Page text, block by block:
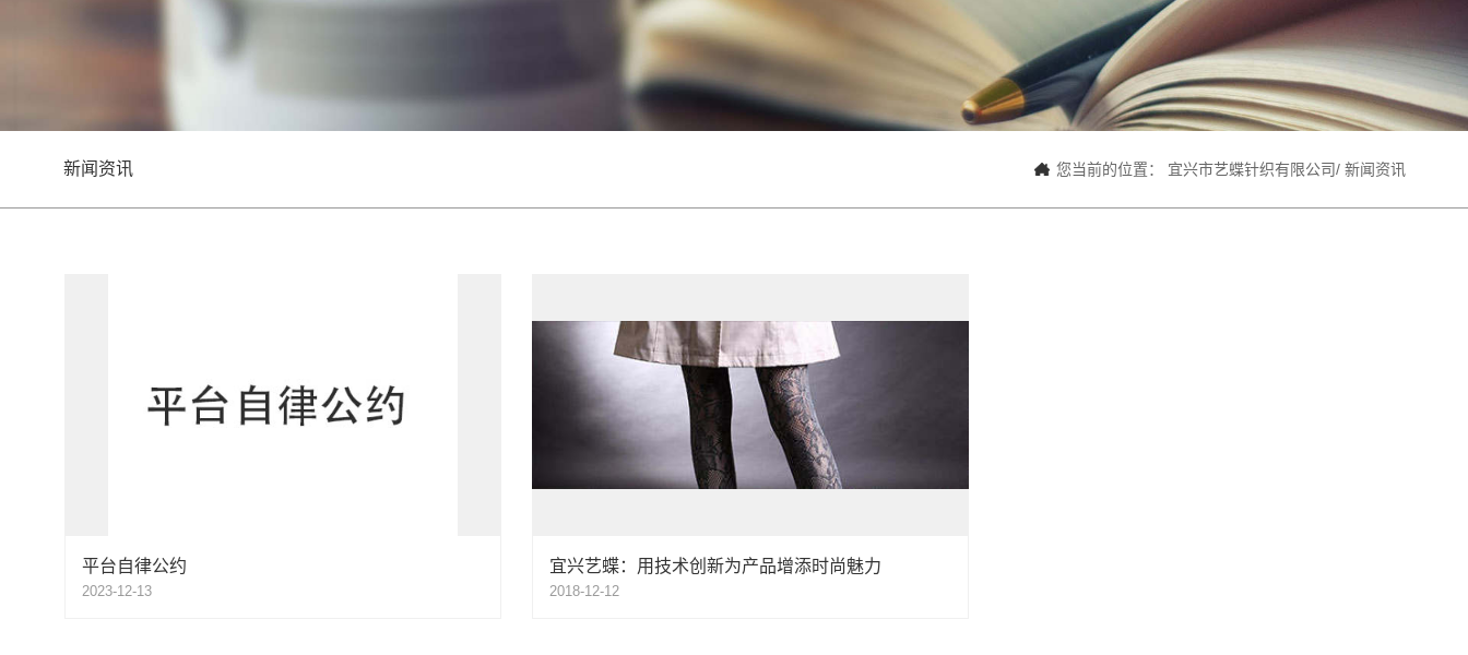
新闻资讯 您当前的位置： 宜兴市艺蝶针织有限公司/ 新闻资讯
平台自律公约
2023-12-13
宜兴艺蝶：用技术创新为产品增添时尚魅力
2018-12-12